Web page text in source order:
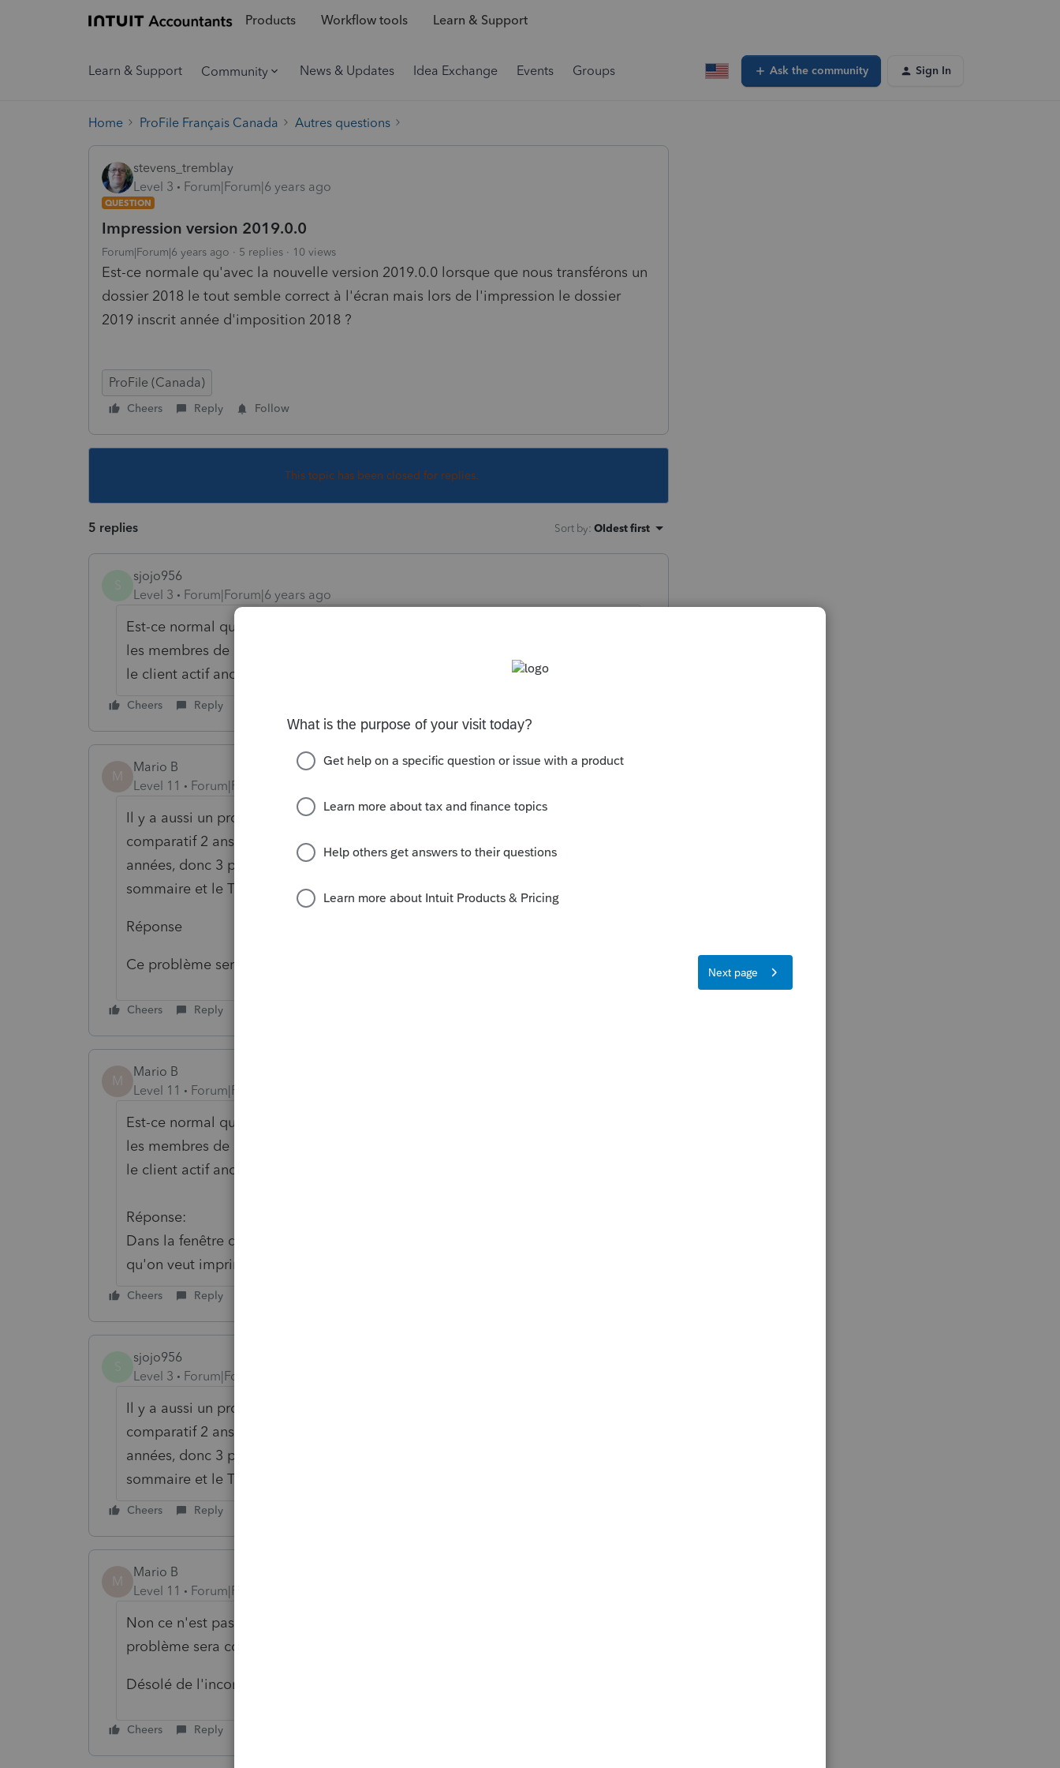
Products Workflow tools Learn & Support
Learn & Support Community News & Updates Idea Exchange Events Groups Ask the community Sign In
Home ProFile Français Canada Autres questions
stevens_tremblay
Level 3
Forum|Forum|6 years ago
QUESTION
Impression version 2019.0.0
Forum|Forum|6 years ago 5 replies 10 views
Est-ce normale qu'avec la nouvelle version 2019.0.0 lorsque que nous transférons un
dossier 2018 le tout semble correct à l'écran mais lors de l'impression le dossier
2019 inscrit année d'imposition 2018 ?
ProFile (Canada)
Cheers Reply Follow
This topic has been closed for replies.
5 replies Sort by: Oldest first
sjojo956
Level 3
Forum|Forum|6 years ago
Est-ce normal que lorsqu'on demande une copie PDF du fichier on est tous
les membres de la famille dans un seul PDF. Je crois qu'on avait seulement
le client actif anciennement.
Cheers Reply
M
Mario B
Level 11
Forum|Forum|6 years ago
Il y a aussi un problème d'impression pour 2018, par exemple le sommaire
comparatif 2 ans (QC et fed) sort en 2 copies incluant les données de 5
années, donc 3 pages si on a 5 années pour ce client. idem pour la T1
sommaire et le T2125.
Réponse
Ce problème sera corrigé dans la version 2019.1.0
Cheers Reply
M
Mario B
Level 11
Forum|Forum|6 years ago
Est-ce normal que lorsqu'on demande une copie PDF du fichier on est tous
les membres de la famille dans un seul PDF. Je crois qu'on avait seulement
le client actif anciennement.
Réponse:
Dans la fenêtre d'impression en haut, il faut cocher le nom de la déclaration
qu'on veut imprimer dans les boîtes de sélection
Cheers Reply
sjojo956
Level 3
Forum|Forum|6 years ago
Il y a aussi un problème d'impression pour 2018, par exemple le sommaire
comparatif 2 ans (QC et fed) sort en 2 copies incluant les données de 5
années, donc 3 pages si on a 5 années pour ce client. idem pour la T1
sommaire et le T2125.
Cheers Reply
M
Mario B
Level 11
Forum|Forum|6 years ago
Non ce n'est pas normal, merci de nous faire part de ce problème, ce
problème sera corrigé dans une version ultérieure.
Désolé de l'inconvénient.
Cheers Reply